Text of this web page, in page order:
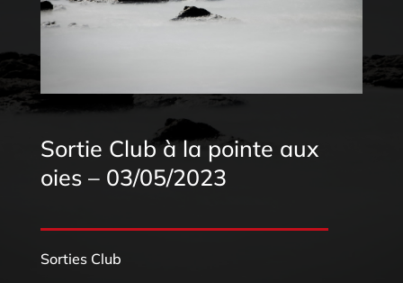
Sortie Club à la pointe aux
oies – 03/05/2023
Sorties Club